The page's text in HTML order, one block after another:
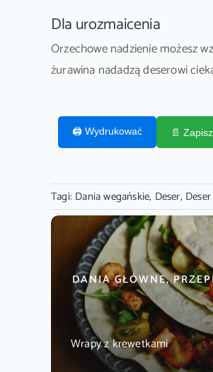
Dla urozmaicenia
Orzechowe nadzienie możesz
żurawina nadadzą deserowi
🖨️ Wydrukować 📄
Tagi: Dania wegańskie, Deser,
DANIA GŁÓWNE,
Wrapy z krewetkami